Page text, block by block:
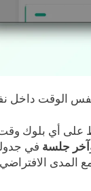
تغيّرها عن طريق الضغط على
آخر جلسة في